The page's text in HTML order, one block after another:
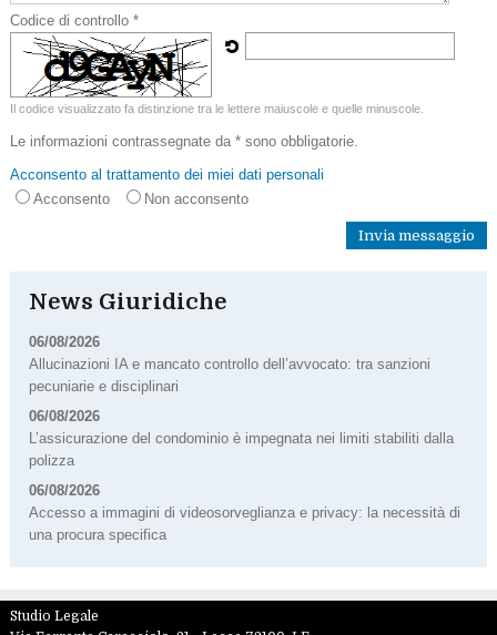
Codice di controllo *
Il codice visualizzato fa distinzione tra le lettere maiuscole e quelle minuscole.
Le informazioni contrassegnate da * sono obbligatorie.
Acconsento al trattamento dei miei dati personali
Acconsento
Non acconsento
News Giuridiche
06/08/2026
Allucinazioni IA e mancato controllo dell’avvocato: tra sanzioni
pecuniarie e disciplinari
06/08/2026
L’assicurazione del condominio è impegnata nei limiti stabiliti dalla
polizza
06/08/2026
Accesso a immagini di videosorveglianza e privacy: la necessità di
una procura specifica
Studio Legale